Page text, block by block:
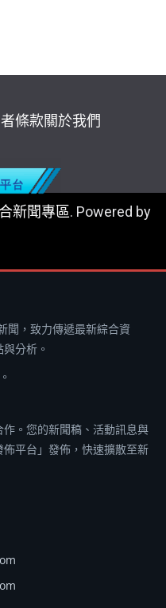
條款關於我們
新聞專區. Powered by
聞，致力傳遞最新綜合資
分析。
。您的新聞稿、活動訊息與
平台」發佈，快速擴散至新